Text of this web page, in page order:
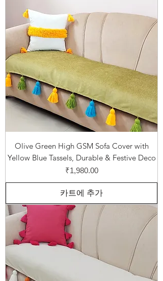
Olive Green High GSM Sofa Cover with
Yellow Blue Tassels, Durable & Festive Deco
가격
₹1,980.00
카트에 추가